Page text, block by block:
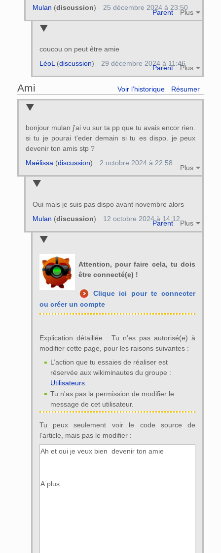
Parent Plus
Mulan (discussion) 25 décembre 2024 à 23:50
coucou on peut être amie
Parent Plus
LéoL (discussion) 29 décembre 2024 à 11:46
Ami Voir l’historique Résumer
bonjour mulan j'ai vu sur ta pp que tu avais encor rien.
si tu je pourai t'eder demain si tu es dispo. je peux
devenir ton amis stp ?
Plus
Maélissa(discussion) 2 octobre 2024 à 22:58
Oui mais je suis pas dispo avant novembre alors
Parent Plus
Mulan (discussion) 12 octobre 2024 à 14:12
Attention, pour faire cela, tu dois
être connecté(e) !
Clique ici pour te connecter
ou créer un compte
Explication détaillée : Tu n’es pas autorisé(e) à
modifier cette page, pour les raisons suivantes :
L’action que tu essaies de réaliser est
réservée aux wikiminautes du groupe :
Utilisateurs
Tu n'as pas la permission de modifier le
message de cet utilisateur.
Tu peux seulement voir le code source de
l’article, mais pas le modifier :